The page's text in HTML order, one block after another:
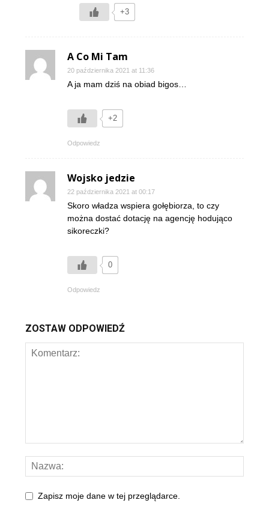
+3
A Co Mi Tam
20 października 2021 at 11:36
A ja mam dziś na obiad bigos…
+2
Odpowiedz
Wojsko jedzie
22 października 2021 at 00:17
Skoro władza wspiera gołębiorza, to czy
można dostać dotację na agencję hodująco
sikoreczki?
0
Odpowiedz
ZOSTAW ODPOWIEDŹ
Zapisz moje dane w tej przeglądarce.